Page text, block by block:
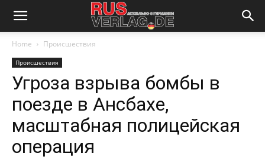
Home Происшествия
Происшествия
Угроза взрыва бомбы в
поезде в Ансбахе,
масштабная полицейская
операция